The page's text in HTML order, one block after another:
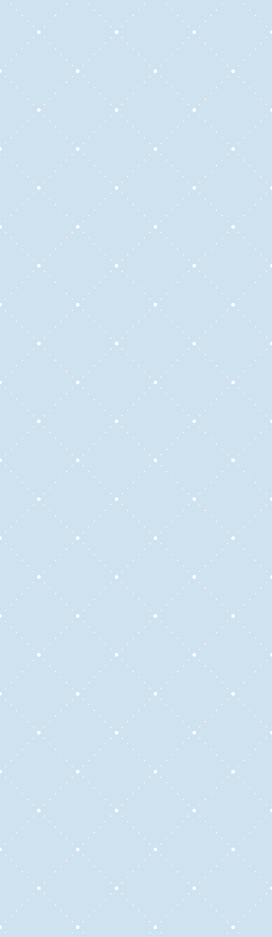
Cursos flexibles y personalizados adaptados
a tus necesidades y horarios. Accedé a
materiales interactivos, clases asincrónicas o
encuentros en vivo con docentes certificados.
Potenciá tu aprendizaje y obtené
certificaciones con reconocimiento nacional
e internacional.
Cursos disponibles:
Inglés General (Todos los niveles)
Inglés Conversacional Intensivo
Inglés Técnico para profesionales de la
salud.
Información importante sobre aranceles y
certificación
El costo de los cursos varía según el nivel y
la especificidad de los contenidos.
Los certificados con reconocimiento y aval
de la Cámara Argentina tienen un costo
adicional, independiente del certificado de
participación gratuito otorgado por
ENGLISH CONVERSA.
Los cursos asincrónicos funcionan con
suscripción mensual
, con un costo fijo por
Podés sumar clases de consulta o
prácticas de speaking de manera opcional,
que se abonan aparte.